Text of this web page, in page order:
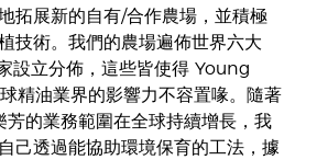
拓展新的自有/合作農場，並積極
技術。我們的農場遍佈世界六大
設立分佈，這些皆使得 Young
精油業界的影響力不容置喙。隨著
的業務範圍在全球持續增長，我
己透過能協助環境保育的工法，據